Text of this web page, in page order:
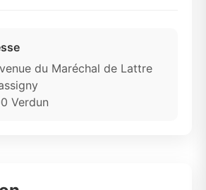
du Maréchal de Lattre
Verdun